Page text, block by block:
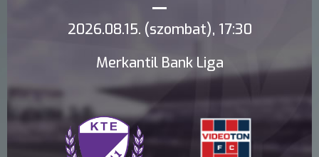
2026.08.15. (szombat), 17:30
Merkantil Bank Liga